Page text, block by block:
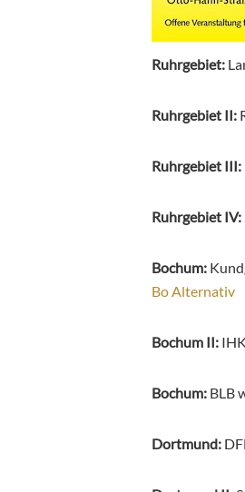
Ruhrgebiet:
Ruhrgebiet II:
Ruhrgebiet III:
Ruhrgebiet IV:
Bochum:
Bo Alternativ
Bochum II:
Bochum: BLB
Dortmund: